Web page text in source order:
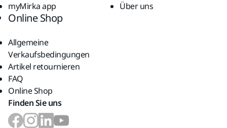
myMirka app
Über uns
Online Shop
Allgemeine
Verkaufsbedingungen
Artikel retournieren
FAQ
Online Shop
Finden Sie uns